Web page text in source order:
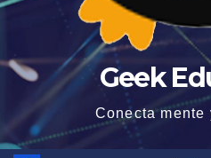
Geek
Conecta mente